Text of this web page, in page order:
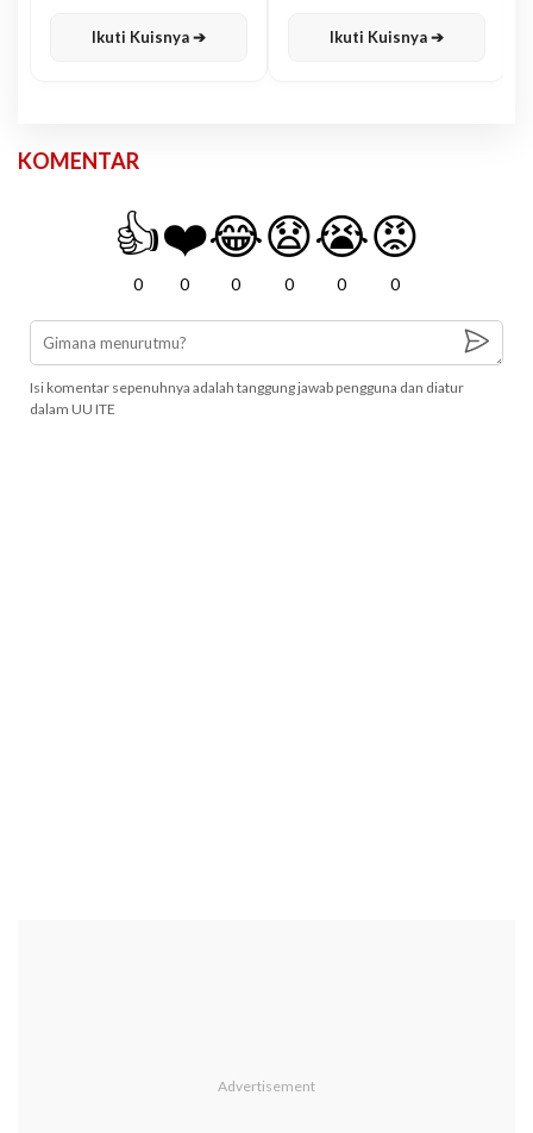
Ikuti Kuisnya ➔ Ikuti Kuisnya ➔
KOMENTAR
👍
0
❤️
0
😂
0
😧
0
😭
0
😡
0
Isi komentar sepenuhnya adalah tanggung jawab pengguna dan diatur
dalam UU ITE